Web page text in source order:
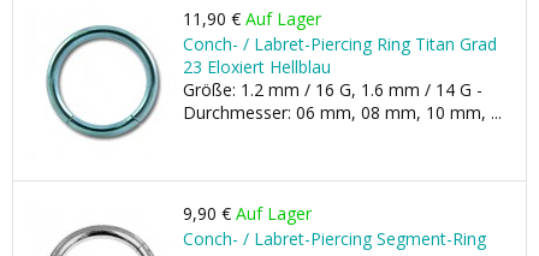
11,90 € Auf Lager
Conch- / Labret-Piercing Ring Titan Grad
23 Eloxiert Hellblau
Größe: 1.2 mm / 16 G, 1.6 mm / 14 G -
Durchmesser: 06 mm, 08 mm, 10 mm, ...
9,90 € Auf Lager
Conch- / Labret-Piercing Segment-Ring